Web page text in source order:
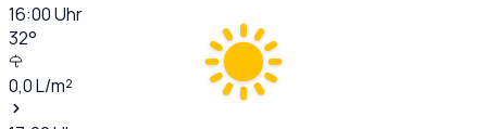
16:00Uhr
32°
0,0L/m²